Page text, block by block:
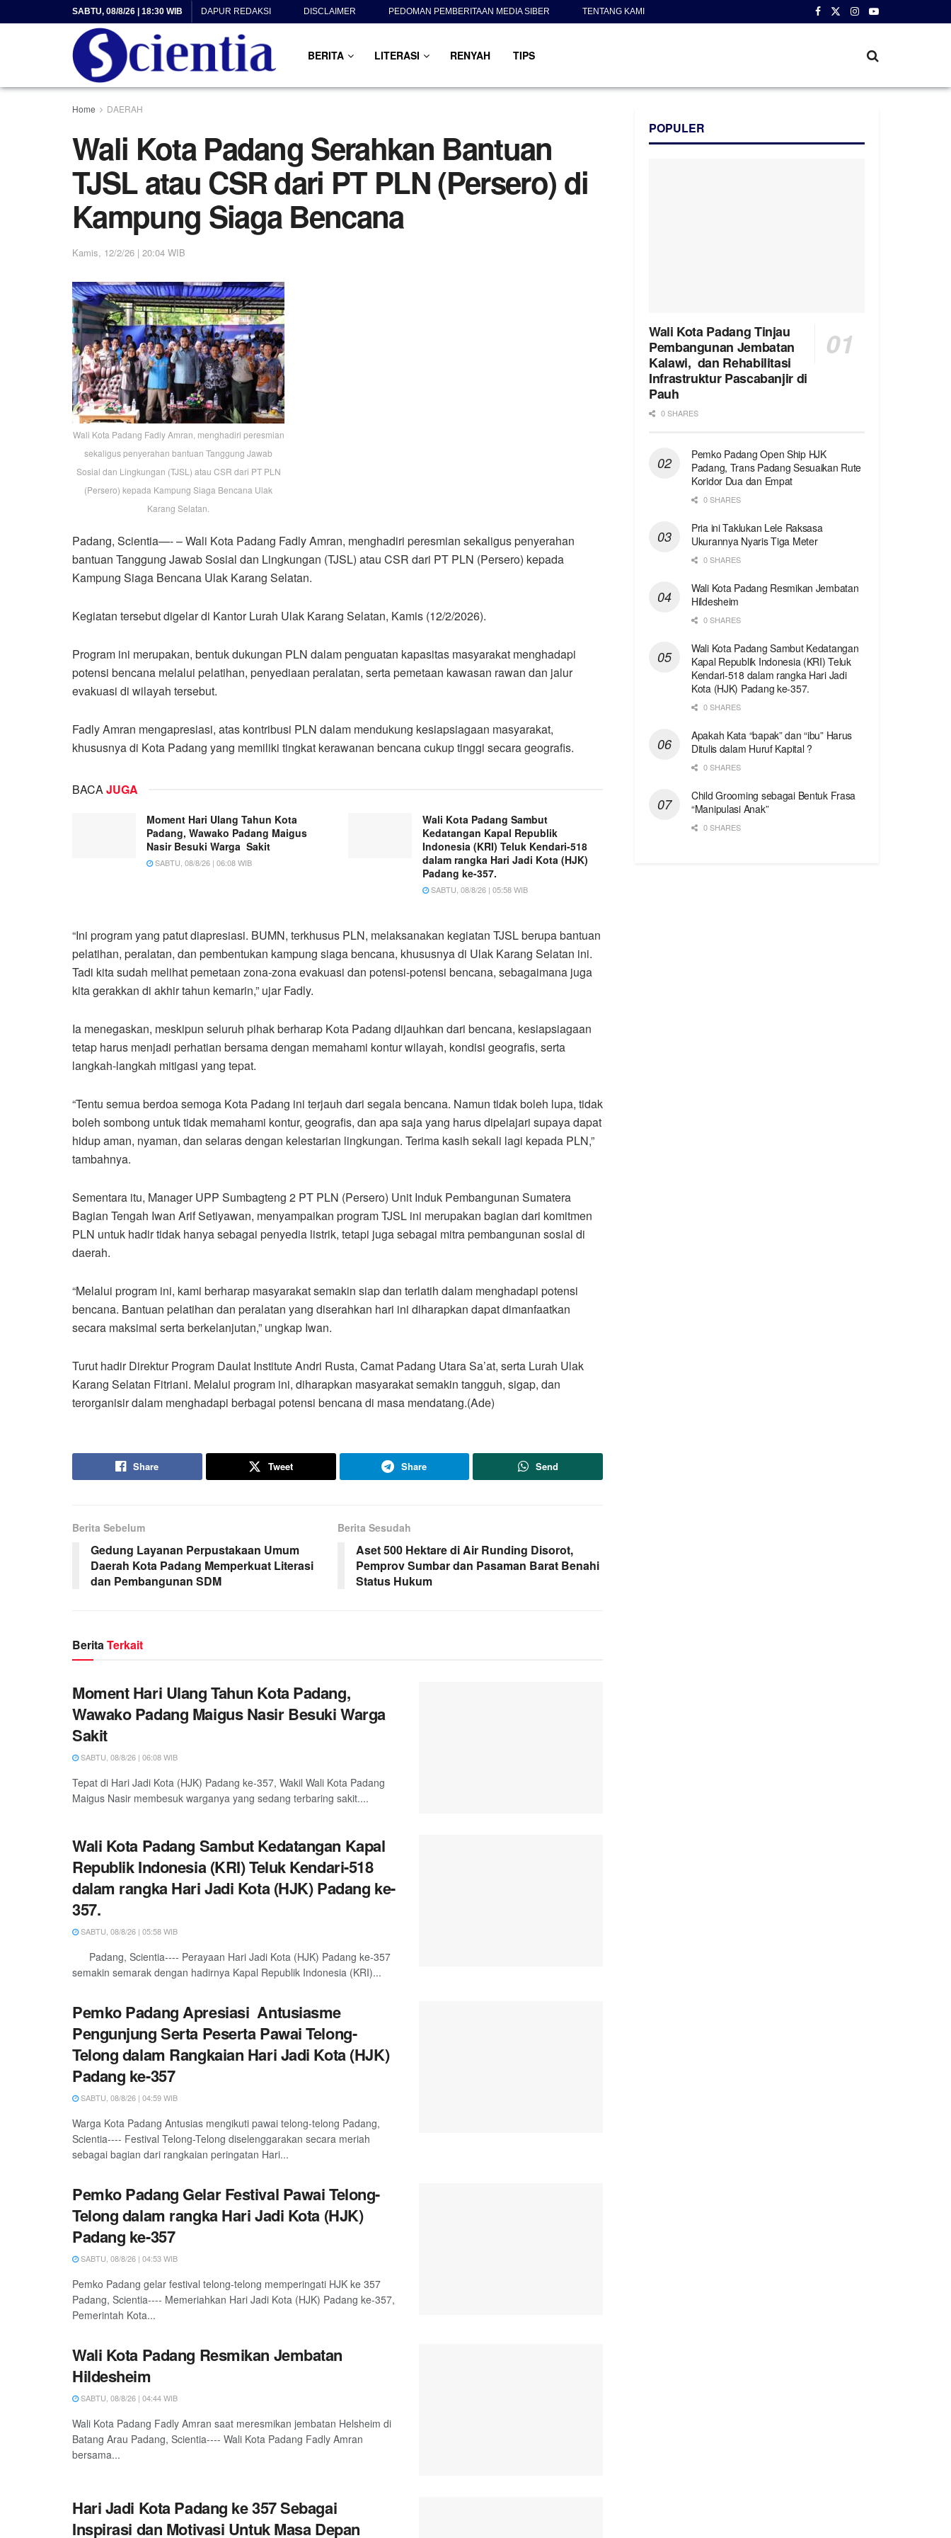
SABTU, 08/8/26 | 18:30 WIB DAPUR REDAKSI DISCLAIMER PEDOMAN PEMBERITAAN MEDIA SIBER TENTANG KAMI
BERITA LITERASI RENYAH TIPS
Home DAERAH
Wali Kota Padang Serahkan Bantuan
TJSL atau CSR dari PT PLN (Persero) di
Kampung Siaga Bencana
Kamis, 12/2/26 | 20:04 WIB
Wali Kota Padang Fadly Amran, menghadiri peresmian
sekaligus penyerahan bantuan Tanggung Jawab
Sosial dan Lingkungan (TJSL) atau CSR dari PT PLN
(Persero) kepada Kampung Siaga Bencana Ulak
Karang Selatan.
Padang, Scientia—- – Wali Kota Padang Fadly Amran, menghadiri peresmian sekaligus penyerahan
bantuan Tanggung Jawab Sosial dan Lingkungan (TJSL) atau CSR dari PT PLN (Persero) kepada
Kampung Siaga Bencana Ulak Karang Selatan.
Kegiatan tersebut digelar di Kantor Lurah Ulak Karang Selatan, Kamis (12/2/2026).
Program ini merupakan, bentuk dukungan PLN dalam penguatan kapasitas masyarakat menghadapi
potensi bencana melalui pelatihan, penyediaan peralatan, serta pemetaan kawasan rawan dan jalur
evakuasi di wilayah tersebut.
Fadly Amran mengapresiasi, atas kontribusi PLN dalam mendukung kesiapsiagaan masyarakat,
khususnya di Kota Padang yang memiliki tingkat kerawanan bencana cukup tinggi secara geografis.
BACAJUGA
Moment Hari Ulang Tahun Kota
Padang, Wawako Padang Maigus
Nasir Besuki Warga Sakit
SABTU, 08/8/26 | 06:08 WIB
Wali Kota Padang Sambut
Kedatangan Kapal Republik
Indonesia (KRI) Teluk Kendari-518
dalam rangka Hari Jadi Kota (HJK)
Padang ke-357.
SABTU, 08/8/26 | 05:58 WIB
“Ini program yang patut diapresiasi. BUMN, terkhusus PLN, melaksanakan kegiatan TJSL berupa bantuan
pelatihan, peralatan, dan pembentukan kampung siaga bencana, khususnya di Ulak Karang Selatan ini.
Tadi kita sudah melihat pemetaan zona-zona evakuasi dan potensi-potensi bencana, sebagaimana juga
kita gerakkan di akhir tahun kemarin,” ujar Fadly.
Ia menegaskan, meskipun seluruh pihak berharap Kota Padang dijauhkan dari bencana, kesiapsiagaan
tetap harus menjadi perhatian bersama dengan memahami kontur wilayah, kondisi geografis, serta
langkah-langkah mitigasi yang tepat.
“Tentu semua berdoa semoga Kota Padang ini terjauh dari segala bencana. Namun tidak boleh lupa, tidak
boleh sombong untuk tidak memahami kontur, geografis, dan apa saja yang harus dipelajari supaya dapat
hidup aman, nyaman, dan selaras dengan kelestarian lingkungan. Terima kasih sekali lagi kepada PLN,”
tambahnya.
Sementara itu, Manager UPP Sumbagteng 2 PT PLN (Persero) Unit Induk Pembangunan Sumatera
Bagian Tengah Iwan Arif Setiyawan, menyampaikan program TJSL ini merupakan bagian dari komitmen
PLN untuk hadir tidak hanya sebagai penyedia listrik, tetapi juga sebagai mitra pembangunan sosial di
daerah.
“Melalui program ini, kami berharap masyarakat semakin siap dan terlatih dalam menghadapi potensi
bencana. Bantuan pelatihan dan peralatan yang diserahkan hari ini diharapkan dapat dimanfaatkan
secara maksimal serta berkelanjutan,” ungkap Iwan.
Turut hadir Direktur Program Daulat Institute Andri Rusta, Camat Padang Utara Sa’at, serta Lurah Ulak
Karang Selatan Fitriani. Melalui program ini, diharapkan masyarakat semakin tangguh, sigap, dan
terorganisir dalam menghadapi berbagai potensi bencana di masa mendatang.(Ade)
Share Tweet Share Send
Berita Sebelum
Gedung Layanan Perpustakaan Umum
Daerah Kota Padang Memperkuat Literasi
dan Pembangunan SDM
Berita Sesudah
Aset 500 Hektare di Air Runding Disorot,
Pemprov Sumbar dan Pasaman Barat Benahi
Status Hukum
BeritaTerkait
Moment Hari Ulang Tahun Kota Padang,
Wawako Padang Maigus Nasir Besuki Warga
Sakit
SABTU, 08/8/26 | 06:08 WIB
Tepat di Hari Jadi Kota (HJK) Padang ke-357, Wakil Wali Kota Padang
Maigus Nasir membesuk warganya yang sedang terbaring sakit....
Wali Kota Padang Sambut Kedatangan Kapal
Republik Indonesia (KRI) Teluk Kendari-518
dalam rangka Hari Jadi Kota (HJK) Padang ke-
357.
SABTU, 08/8/26 | 05:58 WIB
Padang, Scientia---- Perayaan Hari Jadi Kota (HJK) Padang ke-357
semakin semarak dengan hadirnya Kapal Republik Indonesia (KRI)...
Pemko Padang Apresiasi Antusiasme
Pengunjung Serta Peserta Pawai Telong-
Telong dalam Rangkaian Hari Jadi Kota (HJK)
Padang ke-357
SABTU, 08/8/26 | 04:59 WIB
Warga Kota Padang Antusias mengikuti pawai telong-telong Padang,
Scientia---- Festival Telong-Telong diselenggarakan secara meriah
sebagai bagian dari rangkaian peringatan Hari...
Pemko Padang Gelar Festival Pawai Telong-
Telong dalam rangka Hari Jadi Kota (HJK)
Padang ke-357
SABTU, 08/8/26 | 04:53 WIB
Pemko Padang gelar festival telong-telong memperingati HJK ke 357
Padang, Scientia---- Memeriahkan Hari Jadi Kota (HJK) Padang ke-357,
Pemerintah Kota...
Wali Kota Padang Resmikan Jembatan
Hildesheim
SABTU, 08/8/26 | 04:44 WIB
Wali Kota Padang Fadly Amran saat meresmikan jembatan Helsheim di
Batang Arau Padang, Scientia---- Wali Kota Padang Fadly Amran
bersama...
Hari Jadi Kota Padang ke 357 Sebagai
Inspirasi dan Motivasi Untuk Masa Depan
POPULER
Wali Kota Padang Tinjau
Pembangunan Jembatan
Kalawi, dan Rehabilitasi
Infrastruktur Pascabanjir di
Pauh
0 SHARES
Pemko Padang Open Ship HJK
Padang, Trans Padang Sesuaikan Rute
Koridor Dua dan Empat
0 SHARES
Pria ini Taklukan Lele Raksasa
Ukurannya Nyaris Tiga Meter
0 SHARES
Wali Kota Padang Resmikan Jembatan
Hildesheim
0 SHARES
Wali Kota Padang Sambut Kedatangan
Kapal Republik Indonesia (KRI) Teluk
Kendari-518 dalam rangka Hari Jadi
Kota (HJK) Padang ke-357.
0 SHARES
Apakah Kata “bapak” dan “ibu” Harus
Ditulis dalam Huruf Kapital ?
0 SHARES
Child Grooming sebagai Bentuk Frasa
“Manipulasi Anak”
0 SHARES